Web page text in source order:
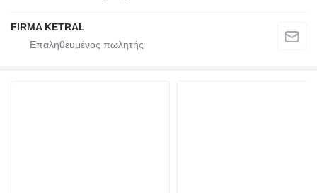
FIRMA KETRAL